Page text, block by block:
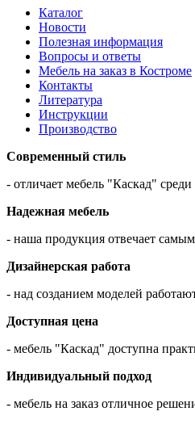
Каталог
Новости
Полезная информация
Вопросы и ответы
Мебель на заказ в Костроме
Контакты
Литература
Инструкции
Производство
Современный стиль
- отличает мебель "Каскад"
Надежная мебель
- наша продукция отвечает
Дизайнерская работа
- над созданием моделей
Доступная цена
- мебель "Каскад" доступна
Индивидуальный подход
- мебель на заказ отличное